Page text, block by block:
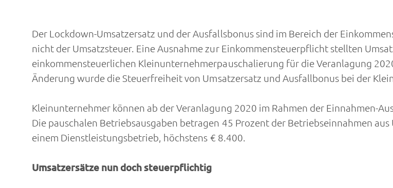
Der Lockdown-Umsatzersatz und der Ausfallsbonus sind im Bereich der
nicht der Umsatzsteuer. Eine Ausnahme zur Einkommensteuerpflicht stellten
einkommensteuerlichen Kleinunternehmerpauschalierung für die Veranlagung
Änderung wurde die Steuerfreiheit von Umsatzersatz und Ausfallbonus bei der
Kleinunternehmer können ab der Veranlagung 2020 im Rahmen der Einnahmen-
Die pauschalen Betriebsausgaben betragen 45 Prozent der Betriebseinnahmen
einem Dienstleistungsbetrieb, höchstens € 8.400.
Umsatzersätze nun doch steuerpflichtig